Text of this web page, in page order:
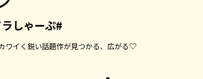
ラしゃーぷ#
ワイく鋭い話題作が見つかる、広がる♡